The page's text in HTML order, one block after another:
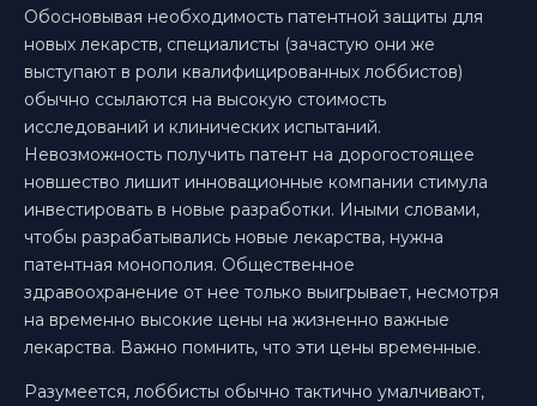
Обосновывая необходимость патентной защиты для
новых лекарств, специалисты (зачастую они же
выступают в роли квалифицированных лоббистов)
обычно ссылаются на высокую стоимость
исследований и клинических испытаний.
Невозможность получить патент на дорогостоящее
новшество лишит инновационные компании стимула
инвестировать в новые разработки. Иными словами,
чтобы разрабатывались новые лекарства, нужна
патентная монополия. Общественное
здравоохранение от нее только выигрывает, несмотря
на временно высокие цены на жизненно важные
лекарства. Важно помнить, что эти цены временные.
Разумеется, лоббисты обычно тактично умалчивают,